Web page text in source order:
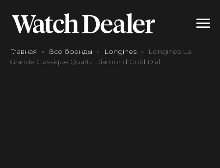
Главная Все бренды Longines
Longines La
Grande Classique Quartz Diamond Gold Dial